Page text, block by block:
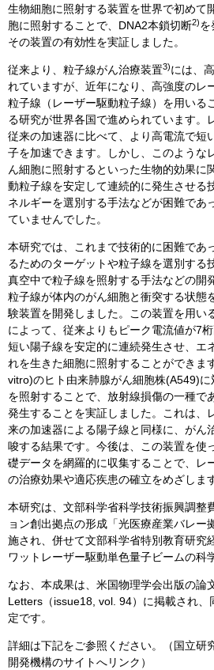
生物細胞に照射する装置を世界で初めて
胞に照射することで、DNA2本鎖切断2)を
その装置の有効性を実証しました。
従来より、粒子線がん治療装置3)には、
れていますが、近年になり、高強度のレ
粒子線（レーザー駆動粒子線）を用いる
る研究が世界各国で進められています。
従来の加速器に比べて、より高電流で短
子を加速できます。しかし、このような
ん細胞に照射するといった生物的効果に
動粒子線を安定して連続的に発生させる
ネルギーを選別する手法などが困難であ
ていませんでした。
本研究では、これまで技術的に困難であ
るためのターゲットや粒子線を選別する
真空中で粒子線を照射する手法などの開
粒子線が体内のがん細胞と衝突する状態
験装置を開発しました。この装置を用い
によって、従来よりもピーク電流値が7
短い陽子線を安定的に連続発生させ、エ
れを生きた細胞に照射することができま
vitro)のヒト由来肺腺がん細胞株(A549)
を照射することで、放射線損傷の一種で
発生することを実証しました。これは、
来の加速器による陽子線と同様に、がん
唆する結果です。今後は、この装置を使
礎データを網羅的に収集することで、レ
の治療効果や適応疾患の確立をめざします
本研究は、文部科学省科学技術振興調整
ョン創出拠点の形成「光医療産業バレー
施され、併せて文部科学省特別教育研究
ワットレーザー駆動単色量子ビームの科
なお、本成果は、米国物理学会出版の論
Letters（issue18, vol. 94）に掲載され、
定です。
詳細は下記をご参照ください。（国立研
開発機構のサイトへリンク）